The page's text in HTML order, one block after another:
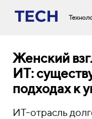
Женский
ИТ:
подходах к
ИТ-отрасль